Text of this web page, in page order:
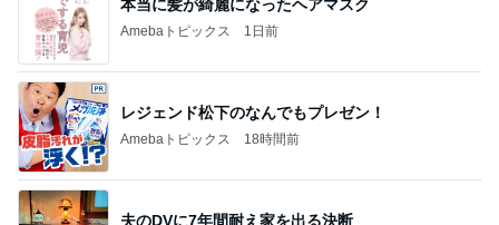
本当に髪が綺麗になったヘアマスク
Amebaトピックス 1日前
レジェンド松下のなんでもプレゼン！
Amebaトピックス 18時間前
夫のDVに7年間耐え家を出る決断